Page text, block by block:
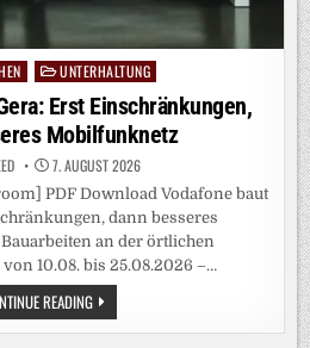
UNTERHALTUNG
Erst Einschränkungen,
Mobilfunknetz
7. AUGUST 2026
PDF Download Vodafone baut
dann besseres
an der örtlichen
10.08. bis 25.08.2026 –…
READINGVODAFONE
BAUT
IN